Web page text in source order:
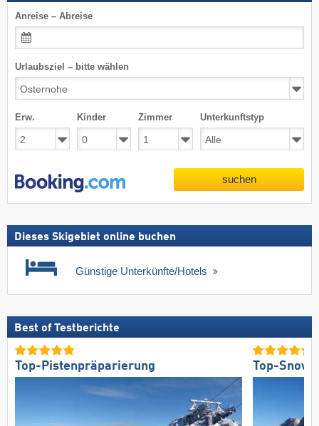
Anreise – Abreise
Urlaubsziel – bitte wählen
Erw. Kinder Zimmer Unterkunftstyp
suchen
Dieses Skigebiet online buchen
Günstige Unterkünfte/Hotels
Best of Testberichte
Top-Pistenpräparierung Top-